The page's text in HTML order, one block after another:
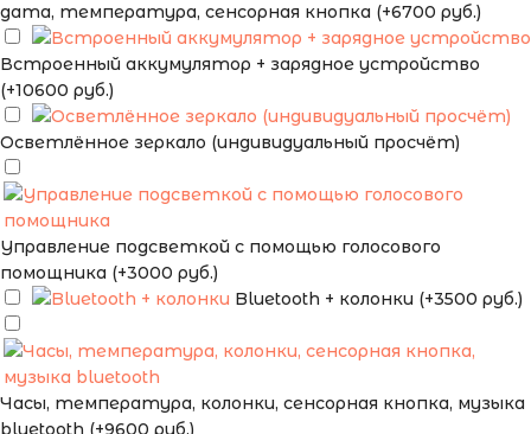
дата, температура, сенсорная кнопка (+6700 руб.)
Встроенный аккумулятор + зарядное устройство
(+10600 руб.)
Осветлённое зеркало (индивидуальный просчёт)
Управление подсветкой с помощью голосового
помощника (+3000 руб.)
Bluetooth + колонки (+3500 руб.)
Часы, температура, колонки, сенсорная кнопка, музыка
bluetooth (+9600 руб.)